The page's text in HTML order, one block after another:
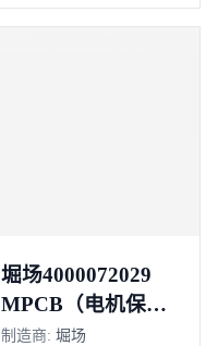
堀场4000072029
MPCB（电机保护
断路器）
制造商: 堀场